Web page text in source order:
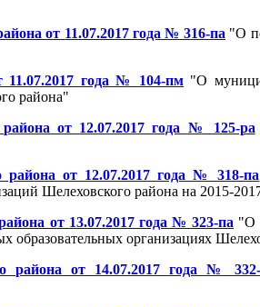
от 11.07.2017 года № 316-па "О
11.07.2017 года № 104-пм "О
района"
от 12.07.2017 года № 125-ра
района от 12.07.2017 года № 318-па
Шелеховского района на 2015-
от 13.07.2017 года № 323-па "О
организациях
района от 14.07.2017 года №